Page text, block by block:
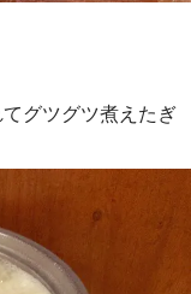
グツグツ煮えたぎ